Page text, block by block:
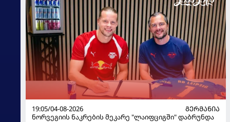
19:05/04-08-2026
ᲒᲔᲠᲛᲐᲜᲘᲐ
ნორვეგიის ნაკრების მეკარე "ლაიფციგში" დაბრუნდა